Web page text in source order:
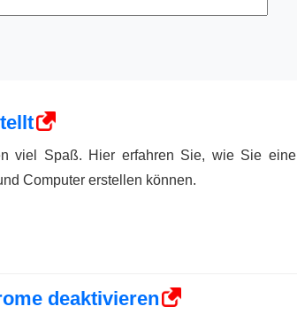
viel Spaß. Hier erfahren Sie, wie Sie eine
Computer erstellen können.
deaktivieren